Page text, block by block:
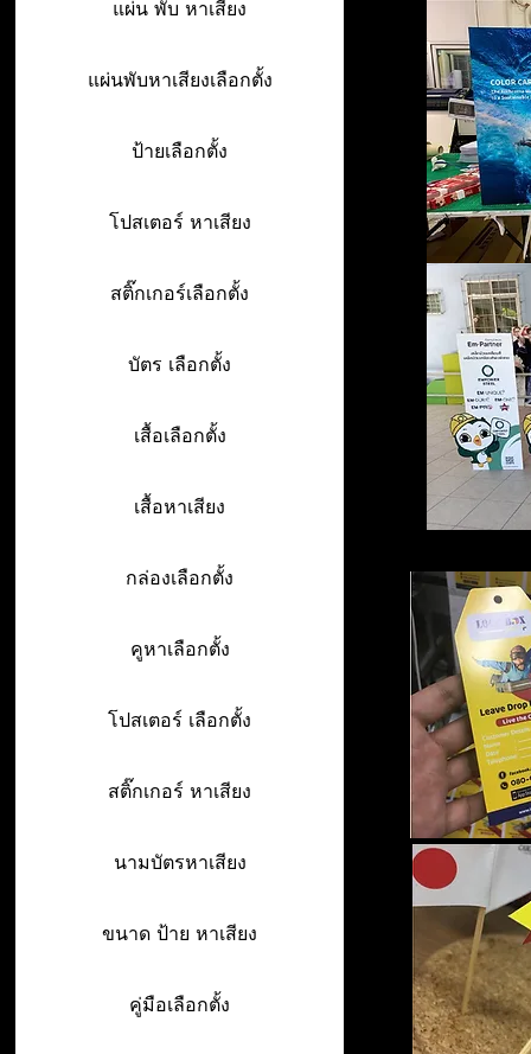
แผ่น พับ หาเสียง
แผ่นพับหาเสียงเลือกตั้ง
ป้ายเลือกตั้ง
โปสเตอร์ หาเสียง
สติ๊กเกอร์เลือกตั้ง
บัตร เลือกตั้ง
เสื้อเลือกตั้ง
เสื้อหาเสียง
กล่องเลือกตั้ง
คูหาเลือกตั้ง
โปสเตอร์ เลือกตั้ง
สติ๊กเกอร์ หาเสียง
นามบัตรหาเสียง
ขนาด ป้าย หาเสียง
คู่มือเลือกตั้ง